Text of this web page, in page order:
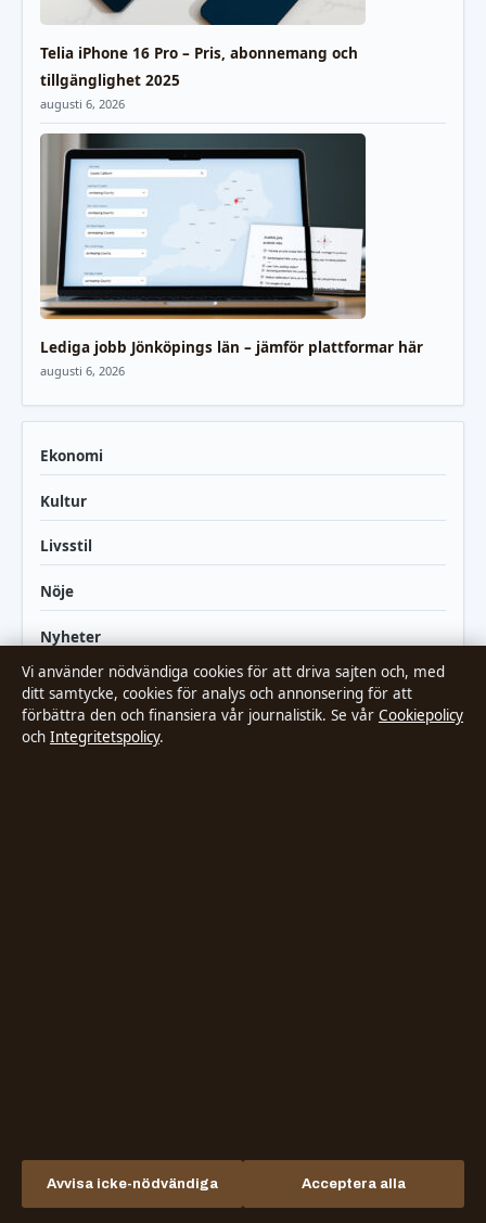
Telia iPhone 16 Pro – Pris, abonnemang och
tillgänglighet 2025
augusti 6, 2026
Lediga jobb Jönköpings län – jämför plattformar här
augusti 6, 2026
Ekonomi
Kultur
Livsstil
Nöje
Nyheter
Politik
Reportage
Vi använder nödvändiga cookies för att driva sajten och, med
ditt samtycke, cookies för analys och annonsering för att
förbättra den och finansiera vår journalistik. Se vår Cookiepolicy
och Integritetspolicy.
Avvisa icke-nödvändiga Acceptera alla